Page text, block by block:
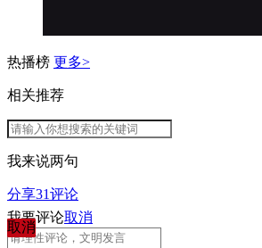
热播榜 更多>
相关推荐
我来说两句
分享31评论
取消
我要评论取消